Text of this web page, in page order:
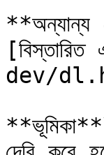
**অন্যান্য
dev/